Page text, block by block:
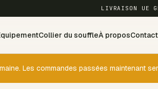
LIVRAISON UE
Collier du souffleÀ proposContact
Les commandes passées maintenant